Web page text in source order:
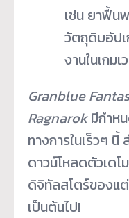
เช่น ยาฟื้น
วัตถุดิบอัปเ
งานในเกม
Granblue
Ragnarokมีกำหน
ทางการในเร็วๆ นี้
ดาวน์โหลดตัวเดโ
ดิจิทัลสโตร์ของแ
เป็นต้นไป!